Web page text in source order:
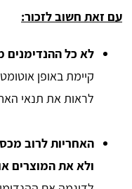
עם זאת חשוב לזכור:
לא כל ההנדימנים
קיימת באופן
לראות את תנאי
האחריות לרוב
ולא את המוצרים